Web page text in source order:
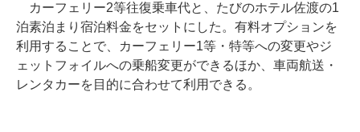
カーフェリー2等往復乗車代と、たびのホテル佐渡の1
泊素泊まり宿泊料金をセットにした。有料オプションを
利用することで、カーフェリー1等・特等への変更やジ
ェットフォイルへの乗船変更ができるほか、車両航送・
レンタカーを目的に合わせて利用できる。